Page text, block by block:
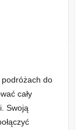
podróżach do
cały
Swoją